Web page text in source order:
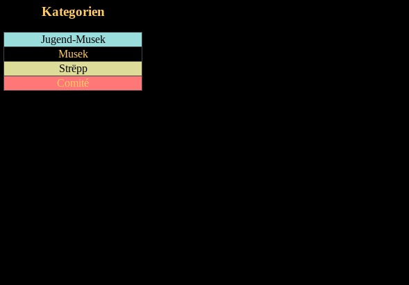
Kategorien
Jugend-Musek
Musek
Strëpp
Comité